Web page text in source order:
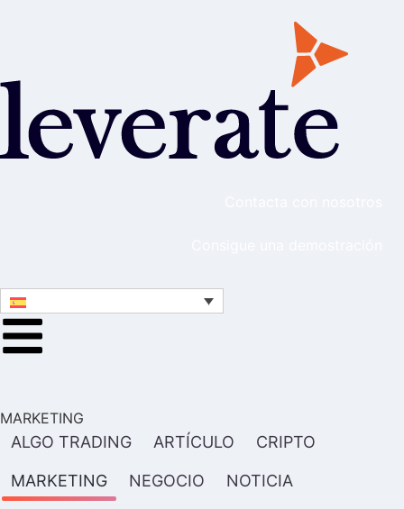
MARKETING
ALGO TRADING ARTÍCULO CRIPTO
MARKETING NEGOCIO NOTICIA